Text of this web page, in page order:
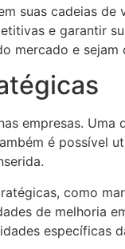
suas cadeias de
e garantir
mercado e
empresas. Uma
é possível
como
de melhoria
específicas